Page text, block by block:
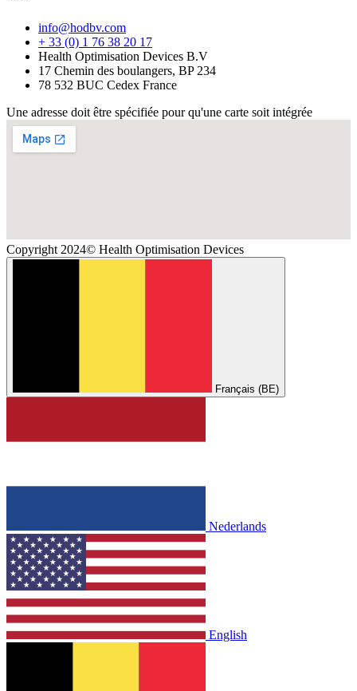
info@hodbv.com
+ 33 (0) 1 76 38 20 17
Health Optimisation Devices B.V
17 Chemin des boulangers, BP 234
78 532 BUC Cedex France
Une adresse doit être spécifiée pour qu'une carte soit intégrée
Copyright 2024© Health Optimisation Devices
Français (BE)
Nederlands
English